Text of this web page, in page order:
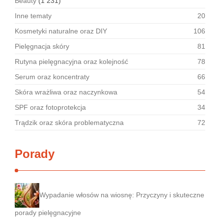
Inne tematy
20
Kosmetyki naturalne oraz DIY
106
Pielęgnacja skóry
81
Rutyna pielęgnacyjna oraz kolejność
78
Serum oraz koncentraty
66
Skóra wrażliwa oraz naczynkowa
54
SPF oraz fotoprotekcja
34
Trądzik oraz skóra problematyczna
72
Porady
Wypadanie włosów na wiosnę: Przyczyny i skuteczne
porady pielęgnacyjne